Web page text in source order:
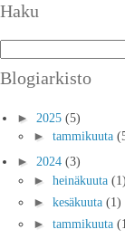
Haku
Blogiarkisto
► 2025 (5)
► tammikuuta
► 2024 (3)
► heinäkuuta (1)
► kesäkuuta (1)
► tammikuuta